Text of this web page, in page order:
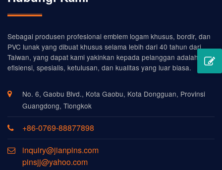
Sebagai produsen profesional emblem logam khusus, bordir, dan
PVC lunak yang dibuat khusus selama lebih dari 40 tahun dari
Taiwan, yang dapat kami yakinkan kepada pelanggan adalah
efisiensi, spesialis, ketulusan, dan kualitas yang luar biasa.
No. 6, Gaobu Blvd., Kota Gaobu, Kota Dongguan, Provinsi
Guangdong, Tiongkok
+86-0769-88877898
inquiry@jianpins.com
pinsjj@yahoo.com